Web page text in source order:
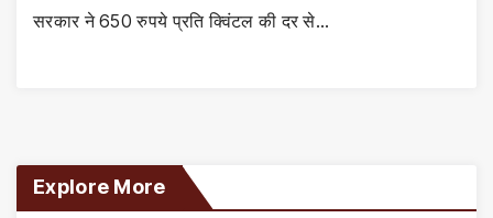
सरकार ने 650 रुपये प्रति क्विंटल की दर से…
Explore More